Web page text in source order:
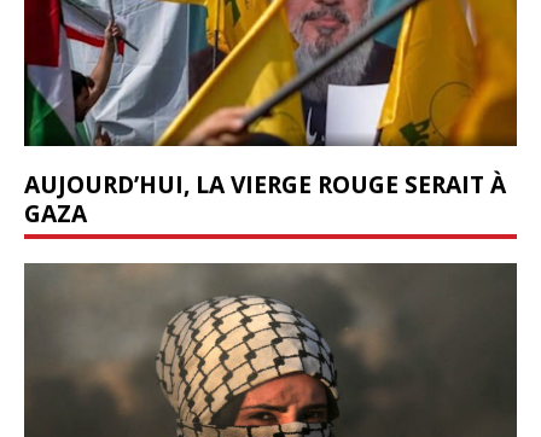
AUJOURD’HUI, LA VIERGE ROUGE SERAIT À
GAZA